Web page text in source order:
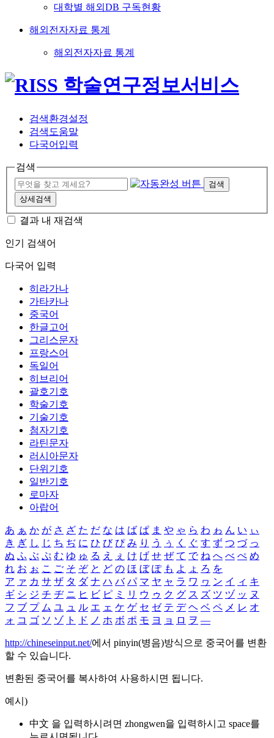
대학별 해외DB 구독현황
해외전자자료 통계
해외전자자료 통계
검색환경설정
검색도움말
다국어입력
검색
검색
상세검색
결과 내 재검색
인기 검색어
다국어 입력
히라가나
가타카나
중국어
한글고어
그리스문자
프랑스어
독일어
히브리어
괄호기호
학술기호
기술기호
첨자기호
라틴문자
러시아문자
단위기호
일반기호
로마자
아랍어
あ ぁ か が さ ざ た だ な は ば ぱ ま や ゃ ら わ ゎ ん い ぃ
き ぎ し じ ち ぢ に ひ び ぴ み り う ぅ く ぐ す ず つ づ っ
ぬ ふ ぶ ぷ む ゆ ゅ る え ぇ け げ せ ぜ て で ね へ べ ぺ め
れ お ぉ こ ご そ ぞ と ど の ほ ぼ ぽ も よ ょ ろ を
ア ァ カ サ ザ タ ダ ナ ハ バ パ マ ヤ ャ ラ ワ ヮ ン イ ィ キ
ギ シ ジ チ ヂ ニ ヒ ビ ピ ミ リ ウ ゥ ク グ ス ズ ツ ヅ ッ ヌ
フ ブ プ ム ユ ュ ル エ ェ ケ ゲ セ ゼ テ デ ヘ ベ ペ メ レ オ
ォ コ ゴ ソ ゾ ト ド ノ ホ ボ ポ モ ヨ ョ ロ ヲ ―
http://chineseinput.net/에서 pinyin(병음)방식으로 중국어를 변환
할 수 있습니다.
변환된 중국어를 복사하여 사용하시면 됩니다.
예시)
中文 을 입력하시려면 zhongwen을 입력하시고 space를